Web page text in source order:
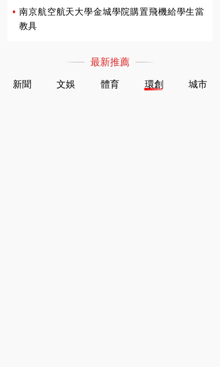
南京航空航天大學金城學院購置飛機給學生當
教具
最新推薦
新聞 文娛 體育 環創 城市